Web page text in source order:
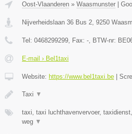
Oost-Vlaanderen » Waasmunster
Nijverheidslaan 36 Bus 2, 9250
Tel: 0468299299, Fax: -, BTW-nr:
E-mail › Bel1taxi
Website: https://www.bel1taxi.be
Taxi ▼
taxi, taxi luchthavenvervoer,
weg ▼